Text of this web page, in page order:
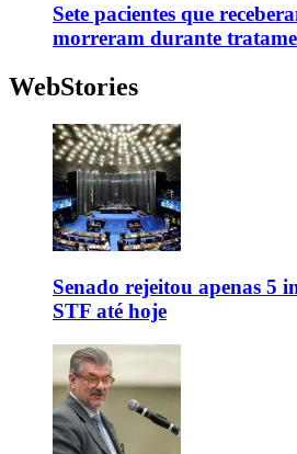
Sete pacientes que
morreram durante
WebStories
Senado rejeitou apenas 5
STF até hoje